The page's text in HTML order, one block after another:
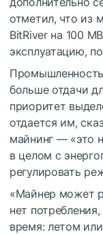
отметил, что из
BitRiver на 100
эксплуатацию,
больше отдачи
приоритет
отдается им,
майнинг — «это
в целом с
регулировать
«Майнер может
нет
время: летом